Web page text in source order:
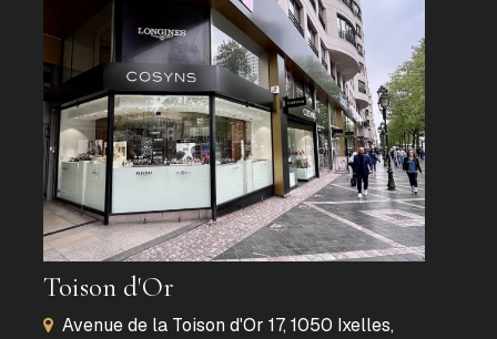
Toison d'Or
Avenue de la Toison d'Or 17, 1050 Ixelles,